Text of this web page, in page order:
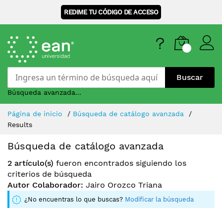
REDIME TU CÓDIGO DE ACCESO
Buscar
Búsqueda avanzada...
Skip
Content
Página de inicio
Búsqueda de catálogo avanzada
Results
Búsqueda de catálogo avanzada
2 artículo(s) fueron encontrados siguiendo los
criterios de búsqueda
Autor Colaborador: Jairo Orozco Triana
¿No encuentras lo que buscas? Modificar la búsqueda